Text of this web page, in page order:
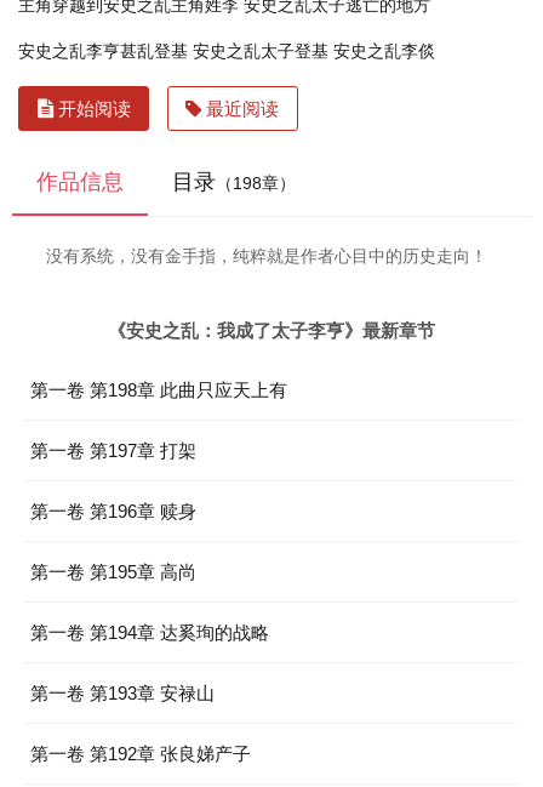
主角穿越到安史之乱主角姓李 安史之乱太子逃亡的地方
安史之乱李亨甚乱登基 安史之乱太子登基 安史之乱李倓
开始阅读 最近阅读
作品信息 目录 （198章）
没有系统，没有金手指，纯粹就是作者心目中的历史走向！
《安史之乱：我成了太子李亨》最新章节
第一卷 第198章 此曲只应天上有
第一卷 第197章 打架
第一卷 第196章 赎身
第一卷 第195章 高尚
第一卷 第194章 达奚珣的战略
第一卷 第193章 安禄山
第一卷 第192章 张良娣产子